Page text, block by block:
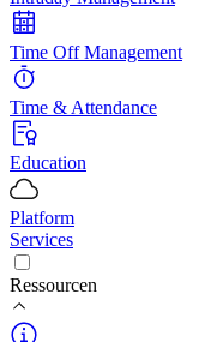
Time Off Management
Time & Attendance
Education
Platform
Services
Ressourcen